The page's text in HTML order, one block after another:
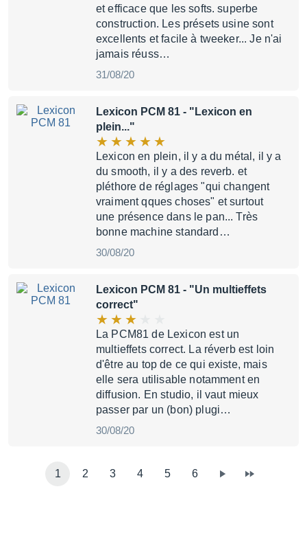
et efficace que les softs. superbe
construction. Les présets usine sont
excellents et facile à tweeker... Je n'ai
jamais réuss…
31/08/20
Lexicon PCM 81 - "Lexicon en
plein..."
Lexicon en plein, il y a du métal, il y a
du smooth, il y a des reverb. et
pléthore de réglages "qui changent
vraiment qques choses" et surtout
une présence dans le pan... Très
bonne machine standard…
30/08/20
Lexicon PCM 81 - "Un multieffets
correct"
La PCM81 de Lexicon est un
multieffets correct. La réverb est loin
d'être au top de ce qui existe, mais
elle sera utilisable notamment en
diffusion. En studio, il vaut mieux
passer par un (bon) plugi…
30/08/20
1 2 3 4 5 6